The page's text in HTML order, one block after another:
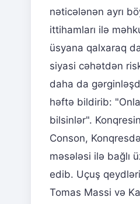
nəticələnən ayrı
ittihamları ilə
üsyana qalxaraq
siyasi cəhətdən
daha da
həftə bildirib:
bilsinlər".
Conson,
məsələsi ilə bağlı
edib. Uçuş
Tomas Massi və